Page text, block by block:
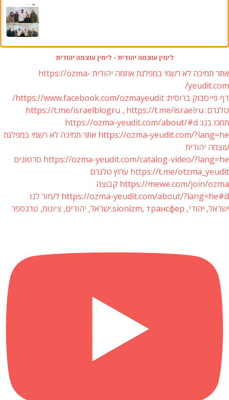
לימין עוצמה יהודית - לימין עוצמה יהודית
אתר תמיכה לא רשמי במפלגת אוזמה יהודית https://ozma-
yeudit.com/
דף פייסבוק ברוסית: https://www.facebook.com/ozmayeudit/
טלגרם: https://t.me/israelblogru , https://t.me/israelru
תמכו בנו: https://ozma-yeudit.com/about/#d
https://ozma-yeudit.com/?lang=he אתר תמיכה לא רשמי במפלגת
עוצמה יהודית
https://ozma-yeudit.com/catalog-video/?lang=he סרטונים
https://t.me/otzma_yeudit ערוץ טלגרם
https://mewe.com/join/ozma קבוצה
https://ozma-yeudit.com/about/?lang=he#d לעזור לנו
ישראל, יהודי, sionizm, трансфер.ישראל, יהודים, ציונות, טרנספר